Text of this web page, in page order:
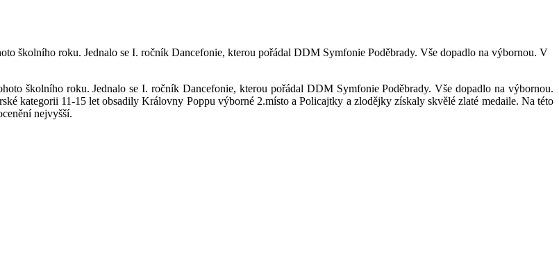
školního roku. Jednalo se I. ročník Dancefonie, kterou pořádal DDM Symfonie Poděbrady. Vše dopadlo na výbornou. V
školního roku. Jednalo se I. ročník Dancefonie, kterou pořádal DDM Symfonie Poděbrady. Vše dopadlo na výbornou.
kategorii 11-15 let obsadily Královny Poppu výborné 2.místo a Policajtky a zlodějky získaly skvělé zlaté medaile. Na této
nejvyšší.